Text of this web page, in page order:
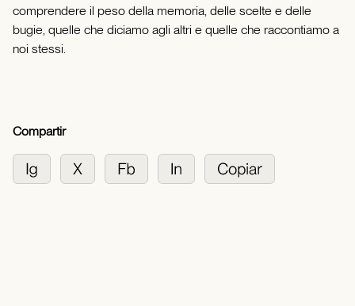
comprendere il peso della memoria, delle scelte e delle
bugie, quelle che diciamo agli altri e quelle che raccontiamo a
noi stessi.
Compartir